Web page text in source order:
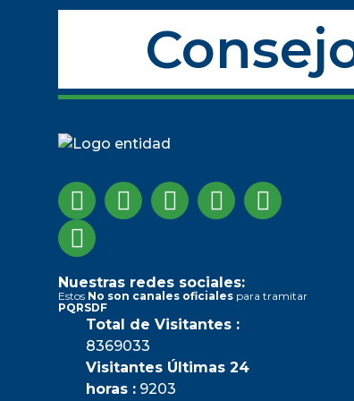
Nuestras redes sociales:
Estos No son canales oficiales para tramitar
PQRSDF
Total de Visitantes :
8369033
Visitantes Últimas 24
horas : 9203